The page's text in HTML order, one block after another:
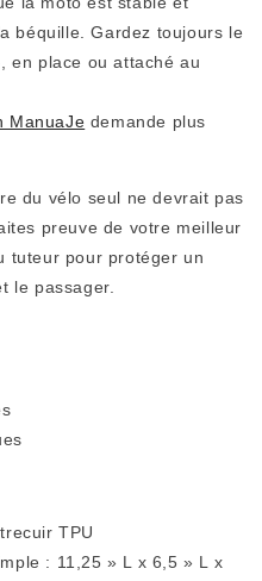
béquille. Gardez toujours le
en place ou attaché au
ManuaJe demande plus
du vélo seul ne devrait pas
preuve de votre meilleur
tuteur pour protéger un
le passager.
TPU
: 11,25 » L x 6,5 » L x